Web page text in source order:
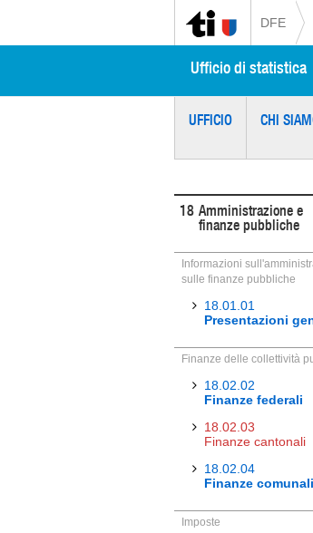
DFE
Ufficio di statistica
UFFICIO CHI
18 Amministrazione e
finanze pubbliche
Informazioni
sulle finanze pubbliche
18.01.01
Presentazioni
Finanze delle collettività
18.02.02
Finanze federali
18.02.03
Finanze cantonali
18.02.04
Finanze comunali
Imposte